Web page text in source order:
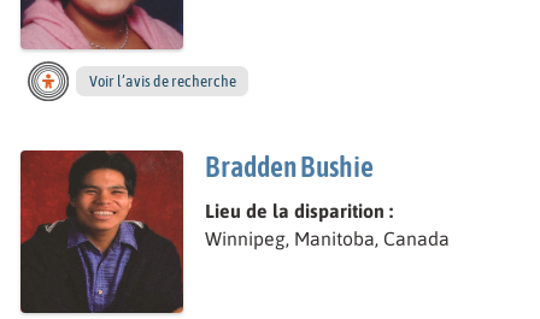
Voir l’avis de recherche
Bradden Bushie
Lieu de la disparition :
Winnipeg, Manitoba, Canada